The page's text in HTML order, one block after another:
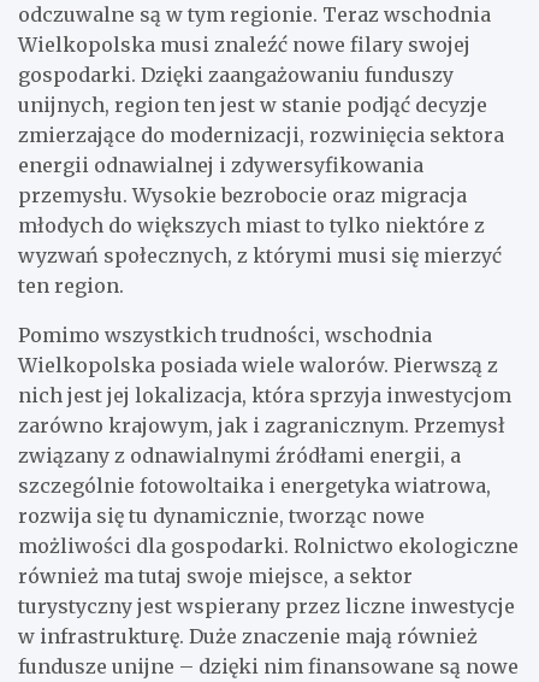
odczuwalne są w tym regionie. Teraz wschodnia
Wielkopolska musi znaleźć nowe filary swojej
gospodarki. Dzięki zaangażowaniu funduszy
unijnych, region ten jest w stanie podjąć decyzje
zmierzające do modernizacji, rozwinięcia sektora
energii odnawialnej i zdywersyfikowania
przemysłu. Wysokie bezrobocie oraz migracja
młodych do większych miast to tylko niektóre z
wyzwań społecznych, z którymi musi się mierzyć
ten region.
Pomimo wszystkich trudności, wschodnia
Wielkopolska posiada wiele walorów. Pierwszą z
nich jest jej lokalizacja, która sprzyja inwestycjom
zarówno krajowym, jak i zagranicznym. Przemysł
związany z odnawialnymi źródłami energii, a
szczególnie fotowoltaika i energetyka wiatrowa,
rozwija się tu dynamicznie, tworząc nowe
możliwości dla gospodarki. Rolnictwo ekologiczne
również ma tutaj swoje miejsce, a sektor
turystyczny jest wspierany przez liczne inwestycje
w infrastrukturę. Duże znaczenie mają również
fundusze unijne – dzięki nim finansowane są nowe